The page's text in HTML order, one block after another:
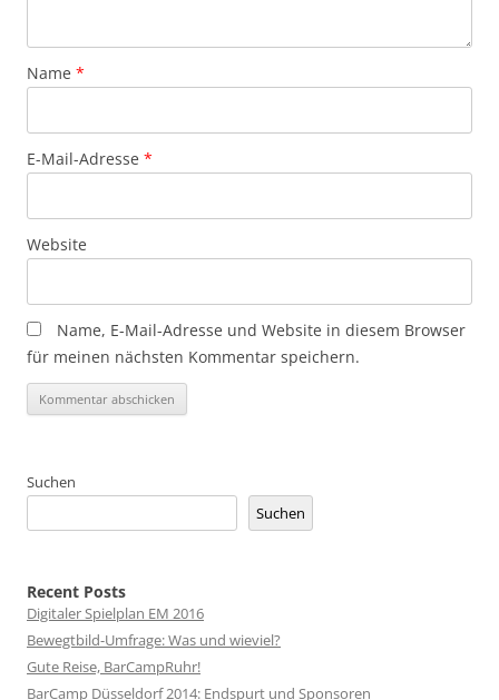
Name *
E-Mail-Adresse *
Website
Name, E-Mail-Adresse und Website in diesem Browser
für meinen nächsten Kommentar speichern.
Suchen
Suchen
Recent Posts
Digitaler Spielplan EM 2016
Bewegtbild-Umfrage: Was und wieviel?
Gute Reise, BarCampRuhr!
BarCamp Düsseldorf 2014: Endspurt und Sponsoren